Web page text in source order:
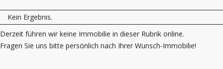
Kein Ergebnis.
Derzeit führen wir keine Immobilie in dieser Rubrik online.
Fragen Sie uns bitte persönlich nach Ihrer Wunsch-Immobilie!